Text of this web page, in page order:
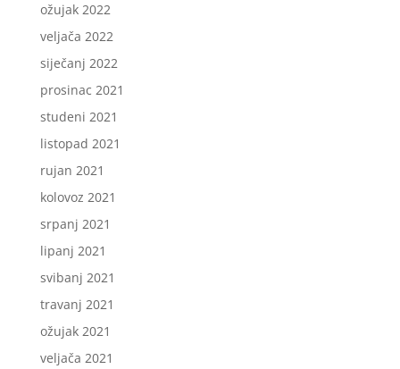
ožujak 2022
veljača 2022
siječanj 2022
prosinac 2021
studeni 2021
listopad 2021
rujan 2021
kolovoz 2021
srpanj 2021
lipanj 2021
svibanj 2021
travanj 2021
ožujak 2021
veljača 2021